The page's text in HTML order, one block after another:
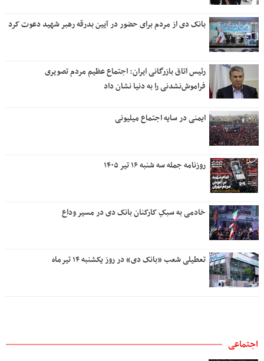
بانک دی از مردم برای حضور در آیین بدرقه رهبر شهید دعوت کرد
رئیس اتاق بازرگانی ایران: اجتماع عظیم مردم تصویری
فراموش‌نشدنی را به دنیا نشان داد
ایمنی در سایه اجتماع میلیونی
روزنامه جمله سه شنبه ۱۶ تیر ۱۴۰۵
خادمی به سبکِ کارکنان بانک دی در مسیر وداع
تعطیلی شعب «بانک دی» در روز یکشنبه ۱۴ تیرماه
اجتماعی